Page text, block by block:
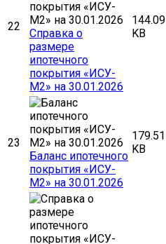
22
Cправка о
размере
ипотечного
покрытия «ИСУ-
М2» на 30.01.2026
144.09
KB
23
Баланс ипотечного
покрытия «ИСУ-
М2» на 30.01.2026
179.51
KB